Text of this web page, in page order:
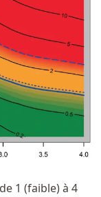
1 (faible) à 4